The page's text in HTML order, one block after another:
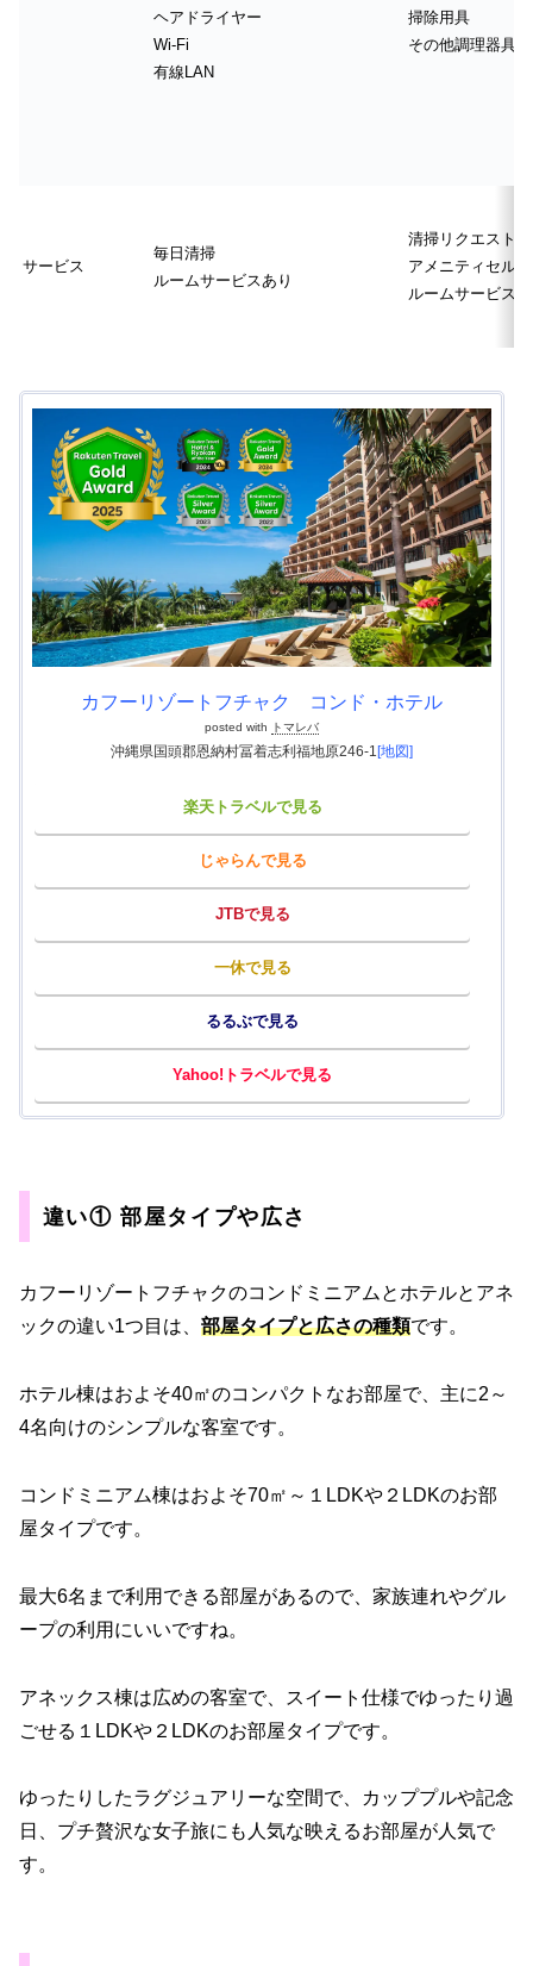
ヘアドライヤー
Wi-Fi
有線LAN
掃除用具
その他調理器具
サービス
毎日清掃
ルームサービスあり
清掃リクエスト制
アメニティセル
ルームサービス
カフーリゾートフチャク コンド・ホテル
posted with トマレバ
沖縄県国頭郡恩納村冨着志利福地原246-1[地図]
楽天トラベルで見る
じゃらんで見る
JTBで見る
一休で見る
るるぶで見る
Yahoo!トラベルで見る
違い① 部屋タイプや広さ
カフーリゾートフチャクのコンドミニアムとホテルとアネ
ックの違い1つ目は、 部屋タイプと広さの種類です。
ホテル棟はおよそ40㎡のコンパクトなお部屋で、主に2～
4名向けのシンプルな客室です。
コンドミニアム棟はおよそ70㎡～１LDKや２LDKのお部
屋タイプです。
最大6名まで利用できる部屋があるので、家族連れやグル
ープの利用にいいですね。
アネックス棟は広めの客室で、スイート仕様でゆったり過
ごせる１LDKや２LDKのお部屋タイプです。
ゆったりしたラグジュアリーな空間で、カッププルや記念
日、プチ贅沢な女子旅にも人気な映えるお部屋が人気で
す。